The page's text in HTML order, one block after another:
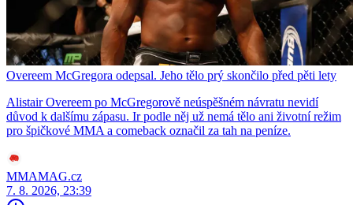
Overeem McGregora odepsal. Jeho tělo prý skončilo před pěti lety
Alistair Overeem po McGregorově neúspěšném návratu nevidí
důvod k dalšímu zápasu. Ir podle něj už nemá tělo ani životní režim
pro špičkové MMA a comeback označil za tah na peníze.
MMAMAG.cz
7. 8. 2026, 23:39